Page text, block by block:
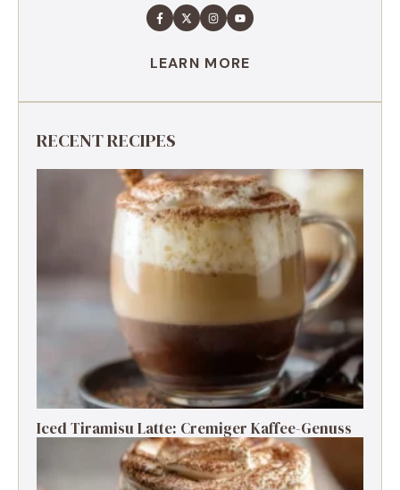
LEARN MORE
RECENT RECIPES
Iced Tiramisu Latte: Cremiger Kaffee-Genuss